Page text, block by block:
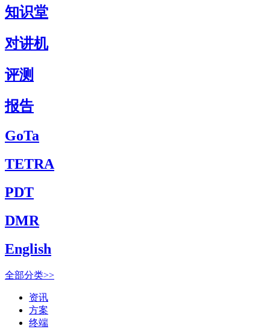
知识堂
对讲机
评测
报告
GoTa
TETRA
PDT
DMR
English
全部分类>>
资讯
方案
终端